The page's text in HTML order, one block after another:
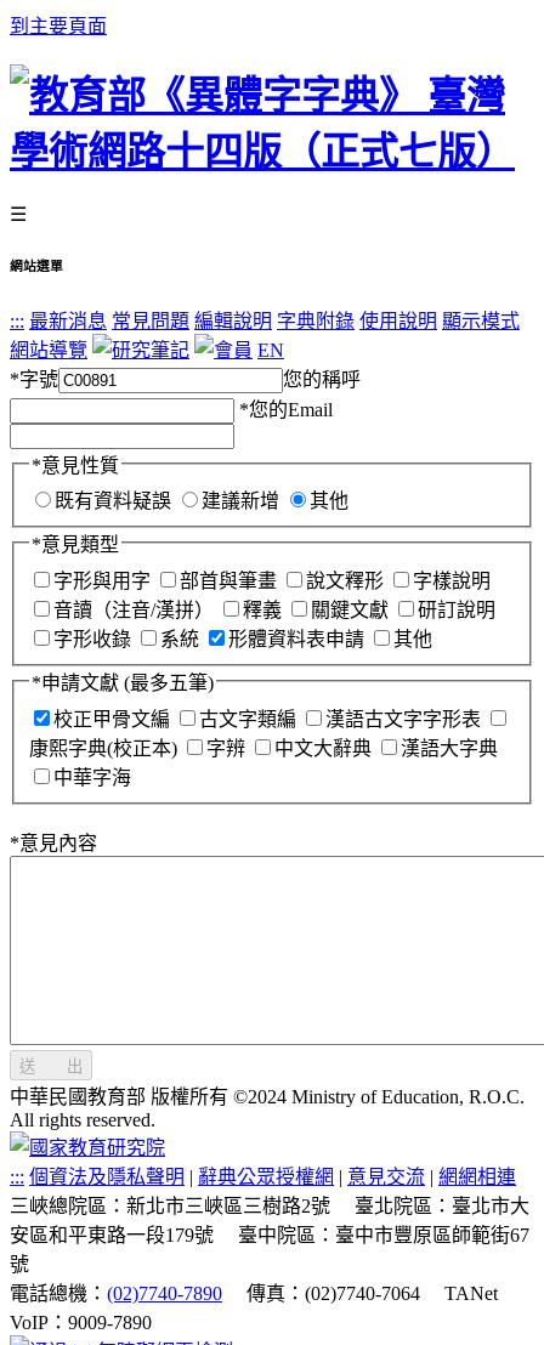
到主要頁面
☰
網站選單
::: 最新消息 常見問題 編輯說明 字典附錄 使用說明 顯示模式
網站導覽
EN
*字號
您的稱呼
*您的Email
*意見性質
既有資料疑誤
建議新增 其他
*意見類型
字形與用字
部首與筆畫 說文釋形
字樣說明
音讀（注音/漢拼）
釋義 關鍵文獻
研訂說明
字形收錄
系統 形體資料表申請 其他
*申請文獻 (最多五筆)
校正甲骨文編
古文字類編
漢語古文字字形表
康熙字典(校正本)
字辨 中文大辭典
漢語大字典
中華字海
*意見內容
送 出
中華民國教育部 版權所有 ©2024 Ministry of Education, R.O.C.
All rights reserved.
::: 個資法及隱私聲明 | 辭典公眾授權網 | 意見交流 | 網網相連
三峽總院區：新北市三峽區三樹路2號
臺北院區：臺北市大
安區和平東路一段179號
臺中院區：臺中市豐原區師範街67
號
電話總機： (02)7740-7890 傳真：(02)7740-7064
TANet
VoIP：9009-7890